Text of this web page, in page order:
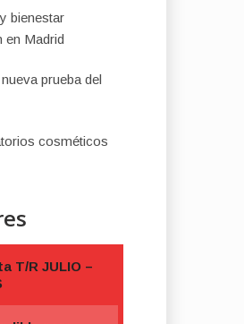
bienestar
en Madrid
prueba del
cosméticos